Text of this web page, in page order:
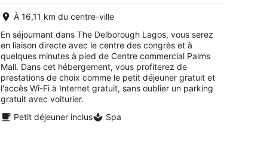
399 €
par
nuit
À 16,11 km du centre-ville
En séjournant dans The Delborough Lagos, vous serez
en liaison directe avec le centre des congrès et à
quelques minutes à pied de Centre commercial Palms
Mall. Dans cet hébergement, vous profiterez de
prestations de choix comme le petit déjeuner gratuit et
l'accès Wi-Fi à Internet gratuit, sans oublier un parking
gratuit avec voiturier.
Petit déjeuner inclus
Spa